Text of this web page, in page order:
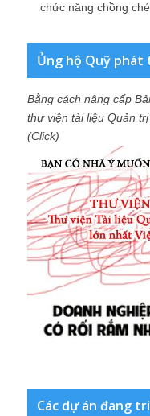
chức năng chồng
Ủng hộ Quỹ phát
Bằng cách nâng cấp
thư viện tài liệu Quản
(Click)
Các dự án đang